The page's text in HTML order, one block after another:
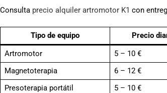
Consulta precio alquiler artromotor K1 con
Tipo de equipo Precio
Artromotor
5 – 10 €
Magnetoterapia
6 – 12 €
Presoterapia portátil
5 – 10 €